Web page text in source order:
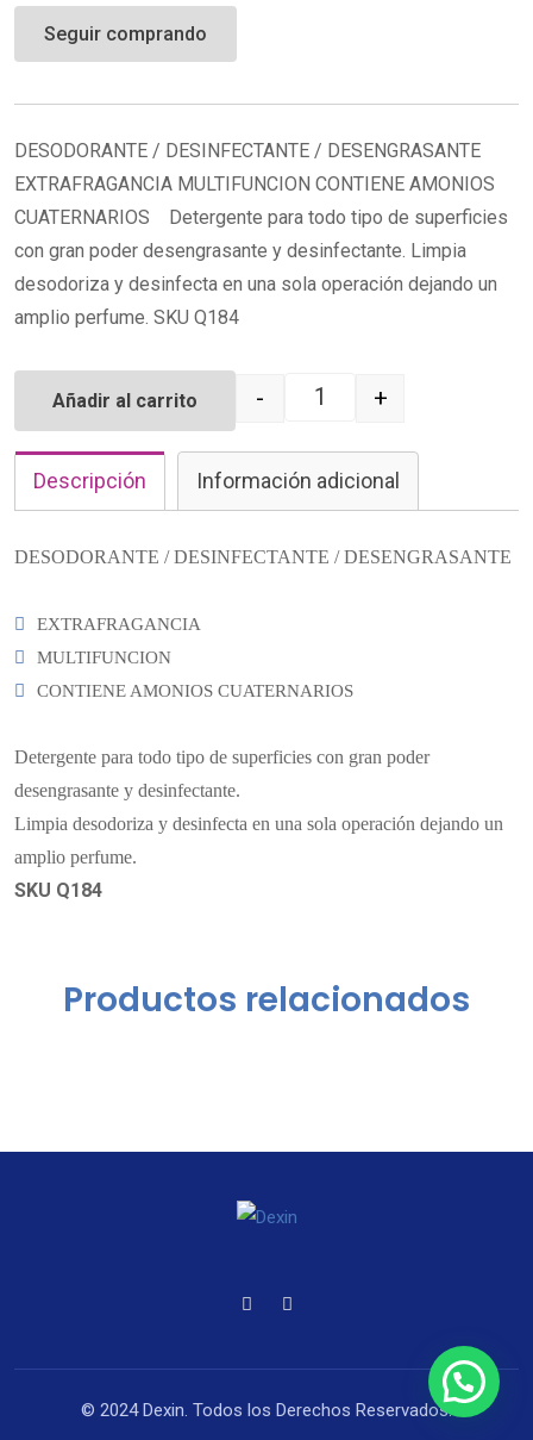
Seguir comprando
DESODORANTE / DESINFECTANTE / DESENGRASANTE
EXTRAFRAGANCIA MULTIFUNCION CONTIENE AMONIOS
CUATERNARIOS Detergente para todo tipo de superficies
con gran poder desengrasante y desinfectante. Limpia
desodoriza y desinfecta en una sola operación dejando un
amplio perfume. SKU Q184
Quantity
- +
Añadir al carrito
Descripción Información adicional
DESODORANTE / DESINFECTANTE / DESENGRASANTE
EXTRAFRAGANCIA
MULTIFUNCION
CONTIENE AMONIOS CUATERNARIOS
Detergente para todo tipo de superficies con gran poder
desengrasante y desinfectante.
Limpia desodoriza y desinfecta en una sola operación dejando un
amplio perfume.
SKU Q184
Productos relacionados
© 2024 Dexin. Todos los Derechos Reservados.